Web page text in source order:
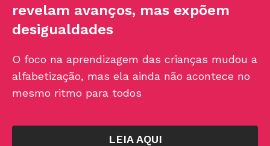
revelam avanços, mas expõem
desigualdades
O foco na aprendizagem das crianças mudou a
alfabetização, mas ela ainda não acontece no
mesmo ritmo para todos
LEIA AQUI